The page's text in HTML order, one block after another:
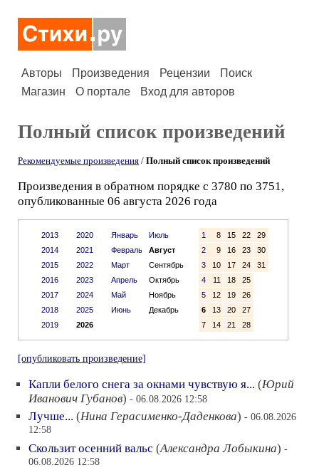
Авторы Произведения Рецензии
Поиск
Магазин
О портале Вход для авторов
Полный список произведений
Рекомендуемые произведения / Полный список произведений
Произведения в обратном порядке с 3780 по 3751,
опубликованные 06 августа 2026 года
2013
2014
2015
2016
2017
2018
2019
2020
2021
2022
2023
2024
2025
2026
Январь
Июль
Февраль
Август
Март
Сентябрь
Апрель
Октябрь
Май
Ноябрь
Июнь
Декабрь
1 8 15 22
29
2
9 16 23
30
3
10 17 24
31
4
11 18
25
5
12 19
26
6
13 20
27
7
14 21 28
[опубликовать произведение]
Капли белого снега за окнами чувствую я... (Юрий
Иванович Губанов) - 06.08.2026 12:58
Лучше... (Нина Герасименко-Даденкова) - 06.08.2026
12:58
Скользит осенний вальс (Александра Лобыкина) -
06.08.2026 12:58